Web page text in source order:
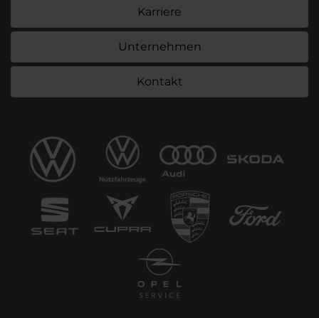
Karriere
Unternehmen
Kontakt